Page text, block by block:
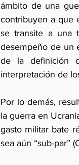
ámbito de una
contribuyen a que
se transite a una
desempeño de un
de la definición
interpretación de
Por lo demás,
la guerra en
gasto militar bate
sea aún “sub-par”